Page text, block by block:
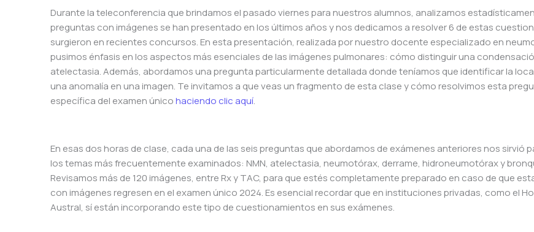
Durante la teleconferencia que brindamos el pasado viernes para nuestros alumnos, analizamos
preguntas con imágenes se han presentado en los últimos años y nos dedicamos a resolver 6 de estas
surgieron en recientes concursos. En esta presentación, realizada por nuestro docente especializado en
pusimos énfasis en los aspectos más esenciales de las imágenes pulmonares: cómo distinguir una
atelectasia. Además, abordamos una pregunta particularmente detallada donde teníamos que identificar la
una anomalía en una imagen. Te invitamos a que veas un fragmento de esta clase y cómo resolvimos esta
específica del examen únicohaciendo clic aquí.
En esas dos horas de clase, cada una de las seis preguntas que abordamos de exámenes anteriores nos sirvió
los temas más frecuentemente examinados: NMN, atelectasia, neumotórax, derrame, hidroneumotórax y
Revisamos más de 120 imágenes, entre Rx y TAC, para que estés completamente preparado en caso de que
con imágenes regresen en el examen único 2024. Es esencial recordar que en instituciones privadas, como el
Austral, sí están incorporando este tipo de cuestionamientos en sus exámenes.